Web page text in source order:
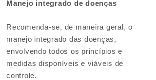
Manejo integrado de doenças
Recomenda-se, de maneira geral, o
manejo integrado das doenças,
envolvendo todos os princípios e
medidas disponíveis e viáveis de
controle.